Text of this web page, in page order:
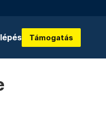
Támogatás